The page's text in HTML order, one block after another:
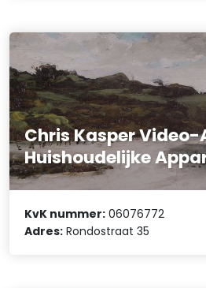
Chris Kasper
Huishoudelijke
KvK nummer: 06076772
Adres: Rondostraat 35